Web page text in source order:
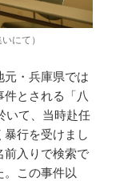
にて）
・兵庫県では
とされる「八
いて、当時赴任
行を受けまし
前入りで検索で
この事件以